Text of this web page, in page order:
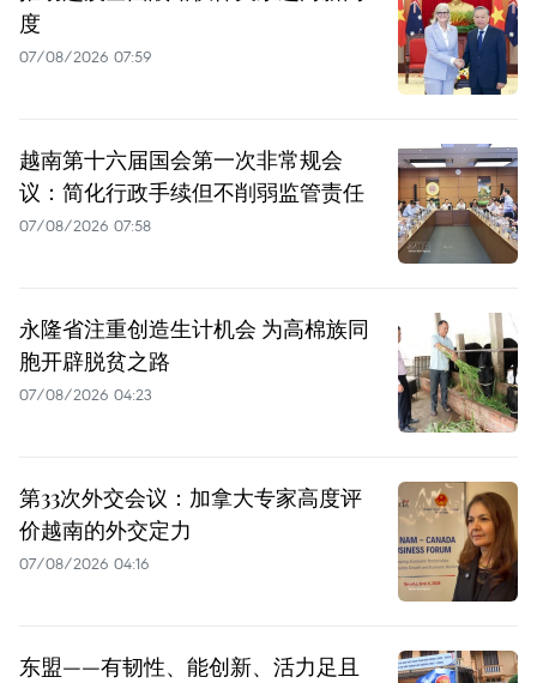
度
07/08/2026 07:59
越南第十六届国会第一次非常规会
议：简化行政手续但不削弱监管责任
07/08/2026 07:58
永隆省注重创造生计机会 为高棉族同
胞开辟脱贫之路
07/08/2026 04:23
第33次外交会议：加拿大专家高度评
价越南的外交定力
07/08/2026 04:16
东盟——有韧性、能创新、活力足且